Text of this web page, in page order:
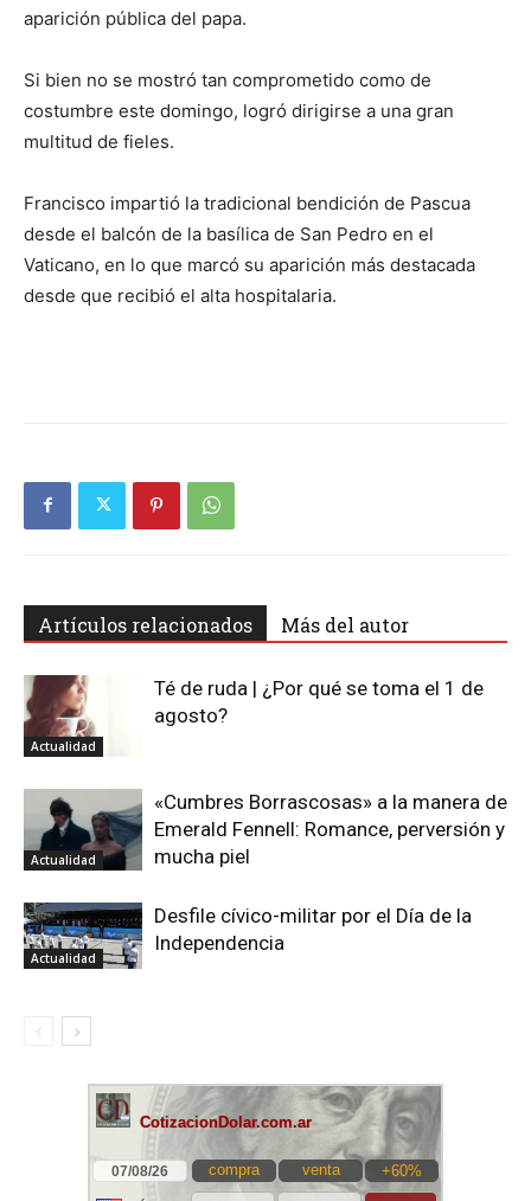
aparición pública del papa.
Si bien no se mostró tan comprometido como de
costumbre este domingo, logró dirigirse a una gran
multitud de fieles.
Francisco impartió la tradicional bendición de Pascua
desde el balcón de la basílica de San Pedro en el
Vaticano, en lo que marcó su aparición más destacada
desde que recibió el alta hospitalaria.
Artículos relacionados Más del autor
Actualidad
Té de ruda | ¿Por qué se toma el 1 de
agosto?
Actualidad
«Cumbres Borrascosas» a la manera de
Emerald Fennell: Romance, perversión y
mucha piel
Actualidad
Desfile cívico-militar por el Día de la
Independencia